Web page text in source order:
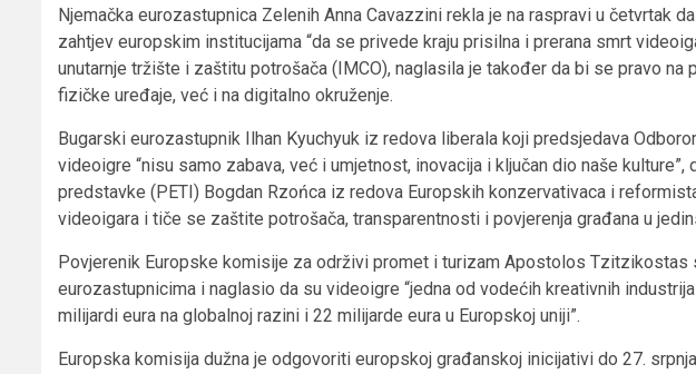
Njemačka eurozastupnica Zelenih Anna Cavazzini rekla je na raspravi u četvrtak
zahtjev europskim institucijama “da se privede kraju prisilna i prerana smrt
unutarnje tržište i zaštitu potrošača (IMCO), naglasila je također da bi se pravo na
fizičke uređaje, već i na digitalno okruženje.
Bugarski eurozastupnik Ilhan Kyuchyuk iz redova liberala koji predsjedava
videoigre “nisu samo zabava, već i umjetnost, inovacija i ključan dio naše
predstavke (PETI) Bogdan Rzońca iz redova Europskih konzervativaca i
videoigara i tiče se zaštite potrošača, transparentnosti i povjerenja građana u
Povjerenik Europske komisije za održivi promet i turizam Apostolos Tzitzikostas
eurozastupnicima i naglasio da su videoigre “jedna od vodećih kreativnih
milijardi eura na globalnoj razini i 22 milijarde eura u Europskoj uniji”.
Europska komisija dužna je odgovoriti europskoj građanskoj inicijativi do 27.